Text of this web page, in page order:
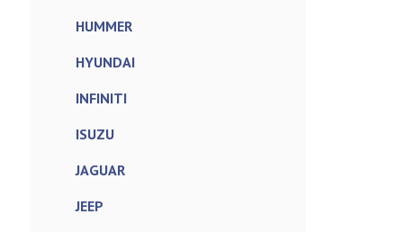
HUMMER
HYUNDAI
INFINITI
ISUZU
JAGUAR
JEEP